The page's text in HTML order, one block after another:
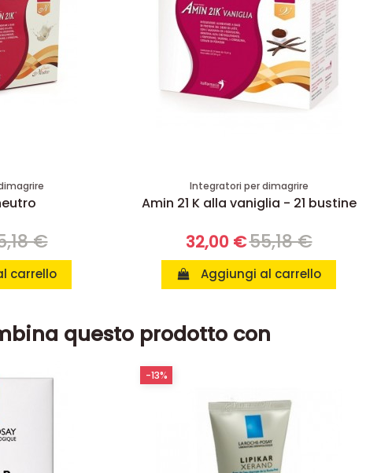
€
carrello
Integratori per dimagrire
Amin 21 K alla vaniglia - 21 bustine
32,00 €55,18 €
Aggiungi al carrello
questo prodotto con
-13%